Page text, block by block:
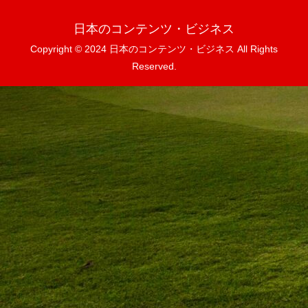
日本のコンテンツ・ビジネス
Copyright © 2024 日本のコンテンツ・ビジネス All Rights
Reserved.